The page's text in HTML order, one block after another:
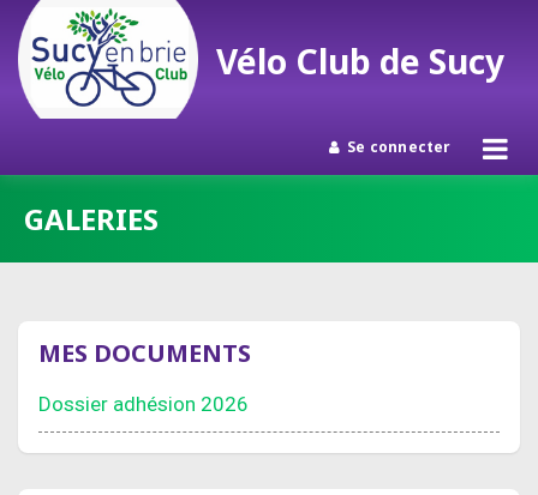
contenu
Vélo Club de Sucy
Se connecter
GALERIES
MES DOCUMENTS
Dossier adhésion 2026